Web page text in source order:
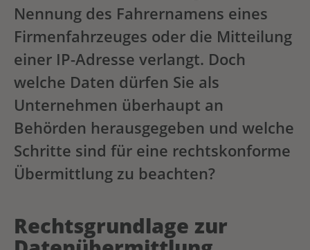
Nennung des Fahrernamens eines
Firmenfahrzeuges oder die Mitteilung
einer IP-Adresse verlangt. Doch
welche Daten dürfen Sie als
Unternehmen überhaupt an
Behörden herausgegeben und welche
Schritte sind für eine rechtskonforme
Übermittlung zu beachten?
Rechtsgrundlage zur